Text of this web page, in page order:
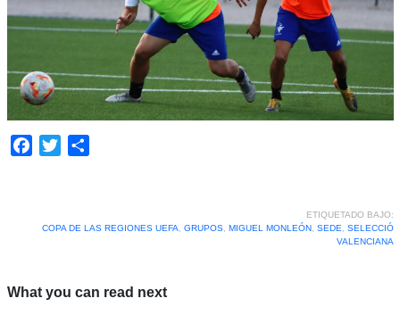
Facebook
Twitter
ETIQUETADO BAJO:
COPA DE LAS REGIONES UEFA, GRUPOS, MIGUEL MONLEÓN, SEDE, SELECCIÓ
VALENCIANA
What you can read next